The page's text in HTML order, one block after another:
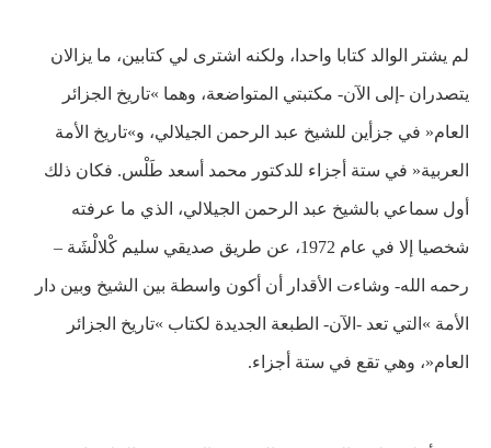
لم يشتر الوالد كتابا واحدا، ولكنه اشترى لي كتابين، ما يزالان
يتصدران -إلى الآن- مكتبتي المتواضعة، وهما »تاريخ الجزائر
العام« في جزأين للشيخ عبد الرحمن الجيلالي، و»تاريخ الأمة
العربية« في ستة أجزاء للدكتور محمد أسعد طَلْس. فكان ذلك
أول سماعي بالشيخ عبد الرحمن الجيلالي، الذي ما عرفته
شخصيا إلا في عام 1972، عن طريق صديقي سليم كْلالْشَة –
رحمه الله- وشاءت الأقدار أن أكون واسطة بين الشيخ وبين دار
الأمة »التي تعد -الآن- الطبعة الجديدة لكتاب »تاريخ الجزائر
العام«، وهي تقع في ستة أجزاء.